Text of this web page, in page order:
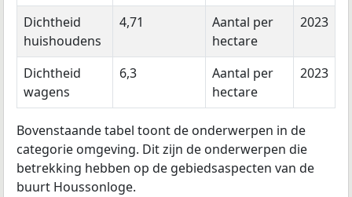
Dichtheid
huishoudens
4,71
Aantal per
hectare
2023
Dichtheid
wagens
6,3
Aantal per
hectare
2023
Bovenstaande tabel toont de onderwerpen in de
categorie omgeving. Dit zijn de onderwerpen die
betrekking hebben op de gebiedsaspecten van de
buurt Houssonloge.